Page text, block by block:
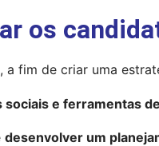
os
fim de criar uma
e ferramentas
desenvolver um